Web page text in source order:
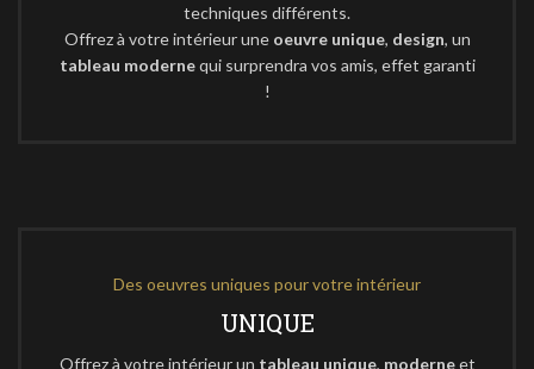
techniques différents.
Offrez à votre intérieur une oeuvre unique, design, un
tableau modernequi surprendra vos amis, effet garanti
!
Des oeuvres uniques pour votre intérieur
UNIQUE
Offrez à votre intérieur un tableau unique, moderneet